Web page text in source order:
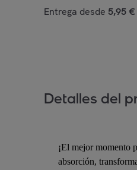
Entrega desde 5,95 €
Detalles del
¡El mejor momento
absorción,